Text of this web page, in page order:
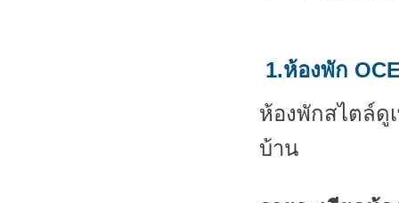
1.ห้องพัก
ห้องพักสไตล์ดู
บ้าน